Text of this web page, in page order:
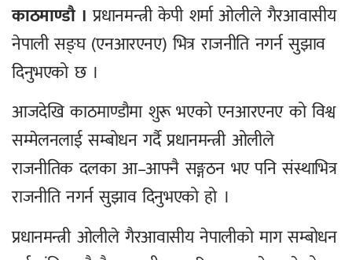
काठमाण्डौ । प्रधानमन्त्री केपी शर्मा ओलीले गैरआवासीय
नेपाली सङ्घ (एनआरएनए) भित्र राजनीति नगर्न सुझाव
दिनुभएको छ ।
आजदेखि काठमाण्डौमा शुरू भएको एनआरएनए को विश्व
सम्मेलनलाई सम्बोधन गर्दै प्रधानमन्त्री ओलीले
राजनीतिक दलका आ–आफ्नै सङ्गठन भए पनि संस्थाभित्र
राजनीति नगर्न सुझाव दिनुभएको हो ।
प्रधानमन्त्री ओलीले गैरआवासीय नेपालीको माग सम्बोधन